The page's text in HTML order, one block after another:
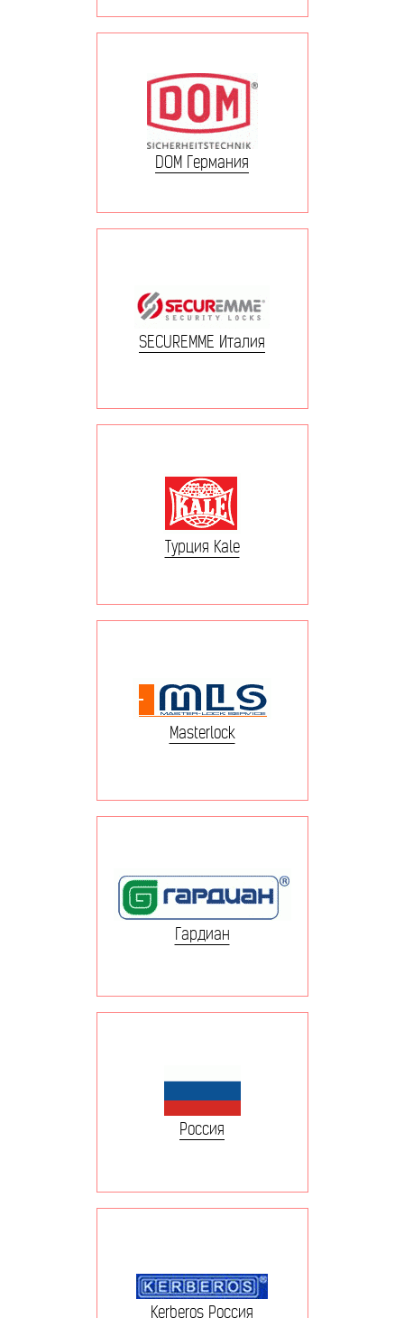
DOM Германия
SECUREMME Италия
Турция Kale
Masterlock
Гардиан
Россия
Kerberos Россия